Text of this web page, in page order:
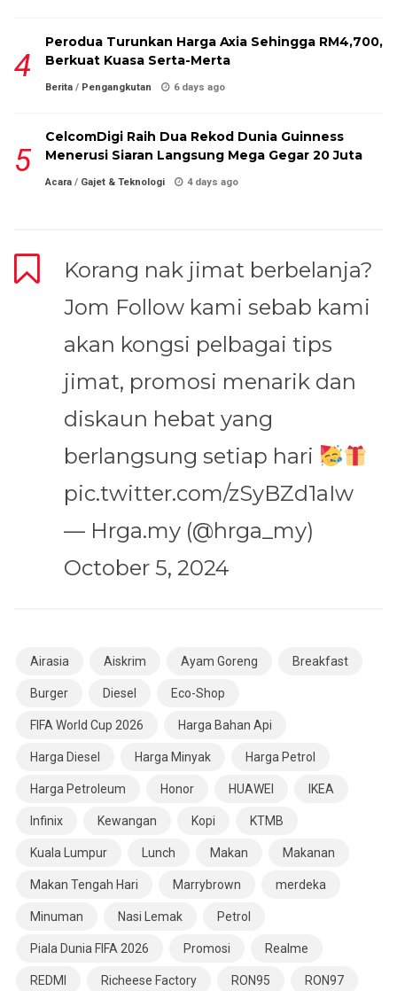
Perodua Turunkan Harga Axia Sehingga RM4,700,
Berkuat Kuasa Serta-Merta
Berita / Pengangkutan 6 days ago
CelcomDigi Raih Dua Rekod Dunia Guinness
Menerusi Siaran Langsung Mega Gegar 20 Juta
Acara / Gajet & Teknologi 4 days ago
Korang nak jimat berbelanja?
Jom Follow kami sebab kami
akan kongsi pelbagai tips
jimat, promosi menarik dan
diskaun hebat yang
berlangsung setiap hari
pic.twitter.com/zSyBZd1aIw
— Hrga.my (@hrga_my)
October 5, 2024
Airasia Aiskrim Ayam Goreng Breakfast
Burger Diesel Eco-Shop
FIFA World Cup 2026 Harga Bahan Api
Harga Diesel Harga Minyak Harga Petrol
Harga Petroleum Honor HUAWEI IKEA
Infinix Kewangan Kopi KTMB
Kuala Lumpur Lunch Makan Makanan
Makan Tengah Hari Marrybrown merdeka
Minuman Nasi Lemak Petrol
Piala Dunia FIFA 2026 Promosi Realme
REDMI Richeese Factory RON95 RON97